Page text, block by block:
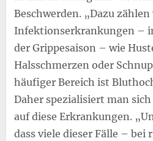
Beschwerden. „Dazu
Infektionserkrankungen –
der Grippesaison – wie
Halsschmerzen oder
häufiger Bereich ist
Daher spezialisiert man
auf diese Erkrankungen.
dass viele dieser Fälle –